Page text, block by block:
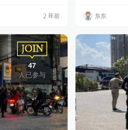
2 年前
随即报警。 随
现场，准备将尸
能涉及一家电诈
知情…
东东
47
人已参与